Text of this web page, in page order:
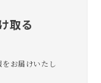
た😊
取る
お届けいたし